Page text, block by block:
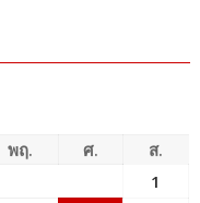
พฤ. ศ.
ส.
1